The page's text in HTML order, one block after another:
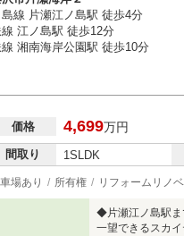
線 片瀬江ノ島駅 徒歩4分
江ノ島駅 徒歩12分
湘南海岸公園駅 徒歩10分
価格 4,699万円
間取り 1SLDK
場あり 所有権 リフォームリノ
◆片瀬江ノ島駅ま
一望できるスカ